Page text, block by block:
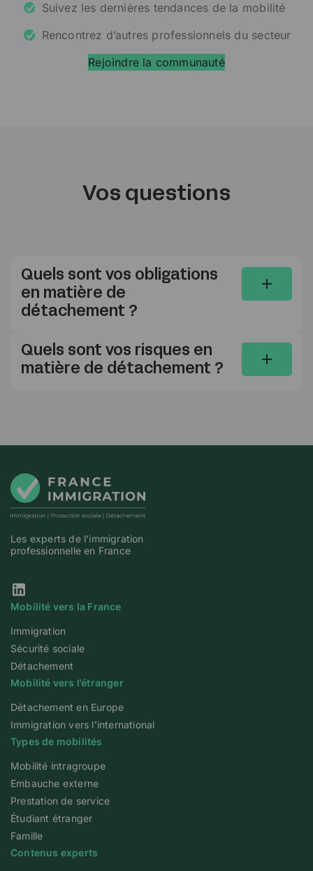
Suivez les dernières tendances de la mobilité
Rencontrez d’autres professionnels du secteur
Rejoindre la communauté
Vos questions
Quels sont vos obligations
en matière de
détachement ?
Quels sont vos risques en
matière de détachement ?
Les experts de l'immigration
professionnelle en France
Notre page Linkedin
Mobilité vers la France
Immigration
Sécurité sociale
Détachement
Mobilité vers l’étranger
Détachement en Europe
Immigration vers l’international
Types de mobilités
Mobilité intragroupe
Embauche externe
Prestation de service
Étudiant étranger
Famille
Contenus experts